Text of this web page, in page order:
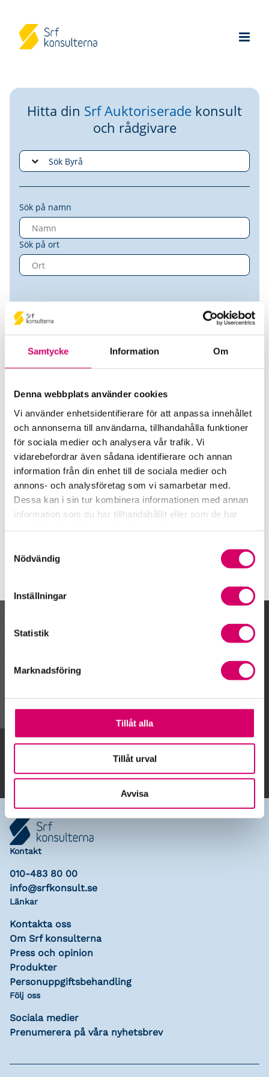
Samtycke Information Om
Denna webbplats använder cookies
Vi använder enhetsidentifierare för att anpassa innehållet
och annonserna till användarna, tillhandahålla funktioner
för sociala medier och analysera vår trafik. Vi
vidarebefordrar även sådana identifierare och annan
information från din enhet till de sociala medier och
annons- och analysföretag som vi samarbetar med.
Dessa kan i sin tur kombinera informationen med annan
information som du har tillhandahållit eller som de har
Nödvändig
Inställningar
Statistik
Marknadsföring
Tillåt alla
Tillåt urval
Avvisa
Hitta din Srf Auktoriserade konsult
och rådgivare
Sök på namn
Sök på ort
Ronny Lindeberg
Auktoriserad Redovisningskonsult
Ronnys Ekonomibyrå i Dalarna AB
Borlänge
Kalendarium
Gå till kalendariet
Lägg till i kalender
Kontakt
010-483 80 00
info@srfkonsult.se
Länkar
Kontakta oss
Om Srf konsulterna
Press och opinion
Produkter
Personuppgiftsbehandling
Följ oss
Sociala medier
Prenumerera på våra nyhetsbrev